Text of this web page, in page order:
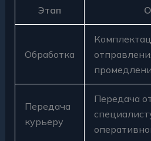
Этап
Обработка
Передача
курьеру
Передача